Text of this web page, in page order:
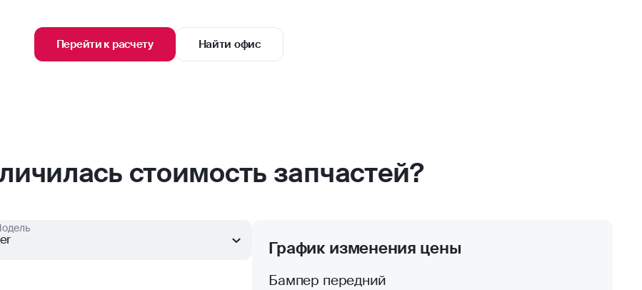
Перейти к расчету Найти офис
стоимость запчастей?
График изменения цены
Бампер передний